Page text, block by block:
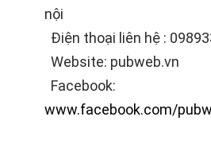
nội
Điện thoại liên hệ :
Website: pubweb.vn
Facebook:
www.facebook.com/